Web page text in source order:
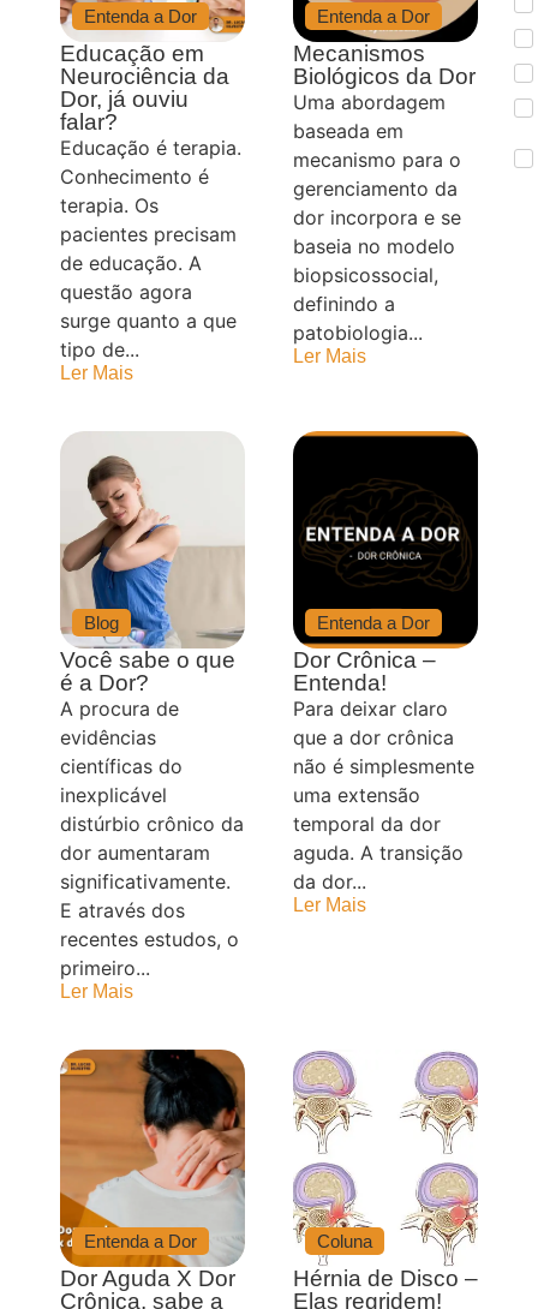
Entenda a Dor
Educação em
Neurociência da
Dor, já ouviu
falar?
Educação é terapia.
Conhecimento é
terapia. Os
pacientes precisam
de educação. A
questão agora
surge quanto a que
tipo de...
Ler Mais
Entenda a Dor
Mecanismos
Biológicos da Dor
Uma abordagem
baseada em
mecanismo para o
gerenciamento da
dor incorpora e se
baseia no modelo
biopsicossocial,
definindo a
patobiologia...
Ler Mais
Blog
Você sabe o que
é a Dor?
A procura de
evidências
científicas do
inexplicável
distúrbio crônico da
dor aumentaram
significativamente.
E através dos
recentes estudos, o
primeiro...
Ler Mais
Entenda a Dor
Dor Crônica –
Entenda!
Para deixar claro
que a dor crônica
não é simplesmente
uma extensão
temporal da dor
aguda. A transição
da dor...
Ler Mais
Entenda a Dor
Dor Aguda X Dor
Crônica, sabe a
Coluna
Hérnia de Disco –
Elas regridem!